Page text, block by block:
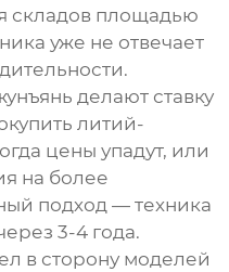
складов площадью
уже не отвечает
делают ставку
литий-
цены упадут, или
на более
подход — техника
3-4 года.
в сторону моделей